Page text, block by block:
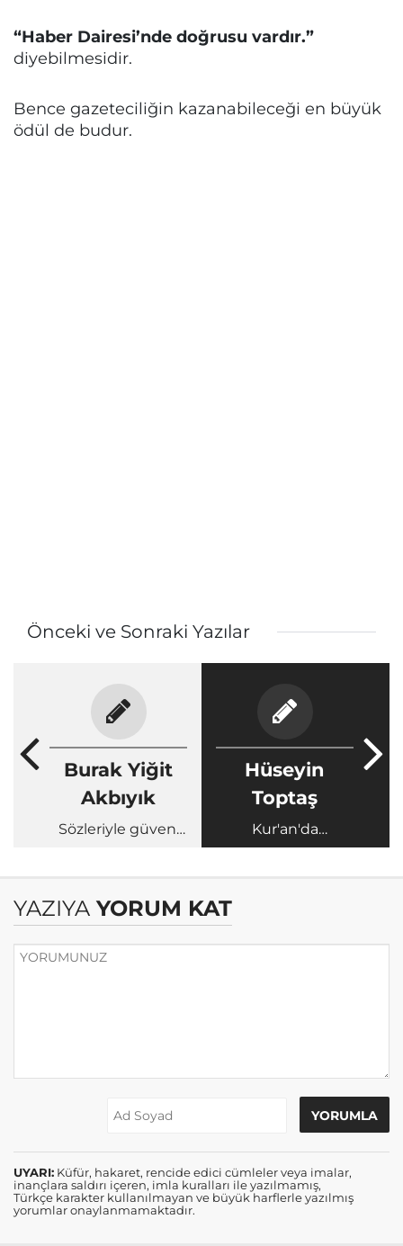
“Haber Dairesi’nde doğrusu vardır.”
diyebilmesidir.
Bence gazeteciliğin kazanabileceği en büyük
ödül de budur.
Önceki ve Sonraki Yazılar
Burak Yiğit
Akbıyık
Sözleriyle güven,
Hüseyin
Toptaş
Kur'an'da
Peygamber
Verilen Cevaplar
YAZIYA YORUM KAT
UYARI: Küfür, hakaret, rencide edici cümleler veya imalar,
inançlara saldırı içeren, imla kuralları ile yazılmamış,
Türkçe karakter kullanılmayan ve büyük harflerle yazılmış
yorumlar onaylanmamaktadır.